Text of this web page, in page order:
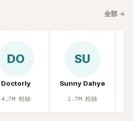
全部 →
DO
Doctorly
4.7M 粉絲
SU
Sunny Dahye
1.7M 粉絲